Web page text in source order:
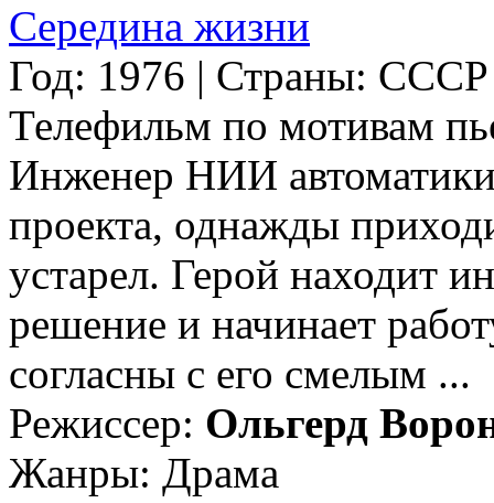
Середина жизни
Год: 1976 | Страны: СССР
Телефильм по мотивам
Инженер НИИ
проекта, однажды
устарел. Герой находит
решение и начинает
согласны с его смелым ...
Режиссер: Ольгерд
Жанры: Драма